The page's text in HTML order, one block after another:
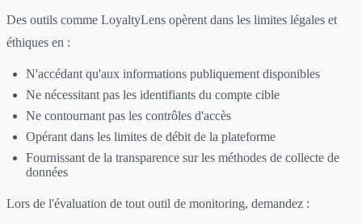
Des outils comme LoyaltyLens opèrent dans les limites légales et
éthiques en :
N'accédant qu'aux informations publiquement disponibles
Ne nécessitant pas les identifiants du compte cible
Ne contournant pas les contrôles d'accès
Opérant dans les limites de débit de la plateforme
Fournissant de la transparence sur les méthodes de collecte de
données
Lors de l'évaluation de tout outil de monitoring, demandez :